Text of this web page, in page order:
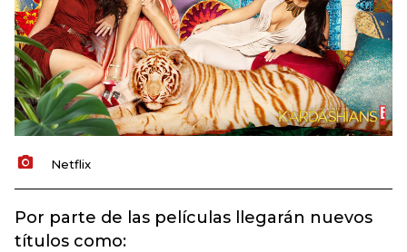
Netflix
Por parte de las películas llegarán nuevos
títulos como: